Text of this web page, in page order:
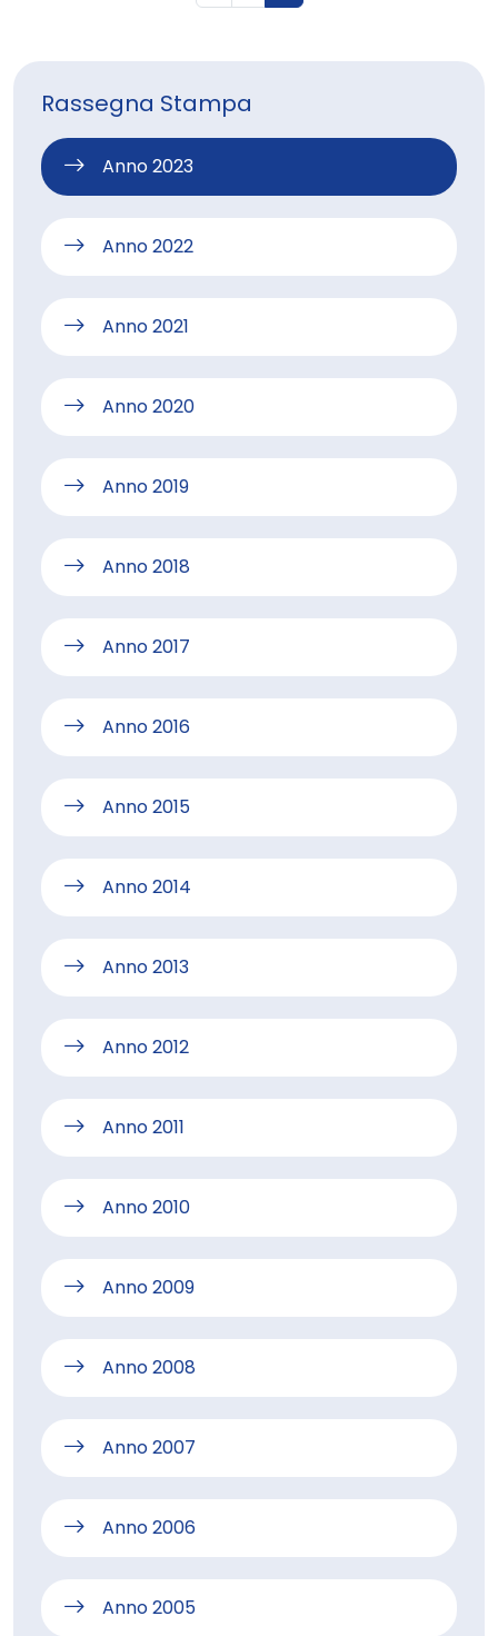
Rassegna Stampa
Anno 2023
Anno 2022
Anno 2021
Anno 2020
Anno 2019
Anno 2018
Anno 2017
Anno 2016
Anno 2015
Anno 2014
Anno 2013
Anno 2012
Anno 2011
Anno 2010
Anno 2009
Anno 2008
Anno 2007
Anno 2006
Anno 2005